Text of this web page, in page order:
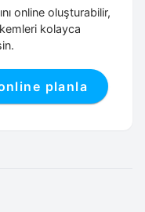
online oluşturabilir,
kolayca
planla